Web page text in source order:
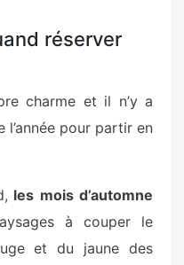
réserver
charme et il n’y a
l’année pour partir en
les mois d’automne
à couper le
et du jaune des